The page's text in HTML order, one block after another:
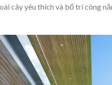
cây yêu thích và bố trí công